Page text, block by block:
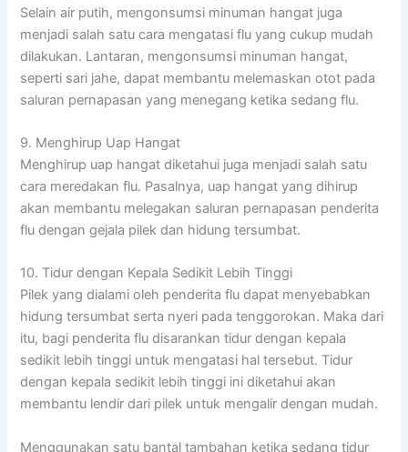
Selain air putih, mengonsumsi minuman hangat juga
menjadi salah satu cara mengatasi flu yang cukup mudah
dilakukan. Lantaran, mengonsumsi minuman hangat,
seperti sari jahe, dapat membantu melemaskan otot pada
saluran pernapasan yang menegang ketika sedang flu.
9. Menghirup Uap Hangat
Menghirup uap hangat diketahui juga menjadi salah satu
cara meredakan flu. Pasalnya, uap hangat yang dihirup
akan membantu melegakan saluran pernapasan penderita
flu dengan gejala pilek dan hidung tersumbat.
10. Tidur dengan Kepala Sedikit Lebih Tinggi
Pilek yang dialami oleh penderita flu dapat menyebabkan
hidung tersumbat serta nyeri pada tenggorokan. Maka dari
itu, bagi penderita flu disarankan tidur dengan kepala
sedikit lebih tinggi untuk mengatasi hal tersebut. Tidur
dengan kepala sedikit lebih tinggi ini diketahui akan
membantu lendir dari pilek untuk mengalir dengan mudah.
Menggunakan satu bantal tambahan ketika sedang tidur